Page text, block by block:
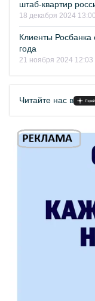
штаб-квартир
18 декабря 2024 13:00
Клиенты Росбанка
года
21 ноября 2024 12:03
Читайте нас в